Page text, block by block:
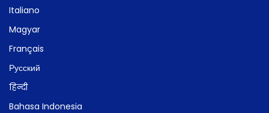
Italiano
Magyar
Français
Русский
हिन्दी
Bahasa Indonesia